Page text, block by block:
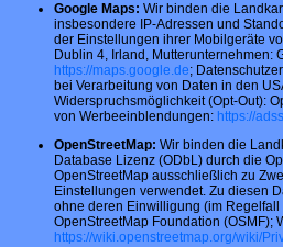
Google Maps: Wir binden die
insbesondere IP-Adressen und
der Einstellungen ihrer Mobilgeräte
Dublin 4, Irland, Mutterunternehmen:
https://maps.google.de;
bei Verarbeitung von Daten in den
Widerspruchsmöglichkeit (Opt-Out):
von Werbeeinblendungen: https://
OpenStreetMap: Wir binden die
Database Lizenz (ODbL) durch die
OpenStreetMap ausschließlich zu
Einstellungen verwendet. Zu diesen
ohne deren Einwilligung (im
OpenStreetMap Foundation (OSMF);
https://wiki.openstreetmap.org/wiki/